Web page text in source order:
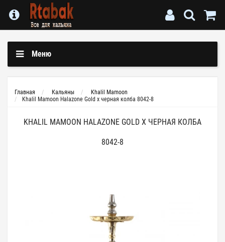
Меню
Главная Кальяны
Khalil Mamoon
Khalil Mamoon Halazone Gold x черная колба 8042-8
KHALIL MAMOON HALAZONE GOLD X ЧЕРНАЯ КОЛБА
8042-8